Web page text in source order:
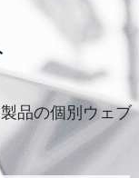
品の個別ウェブ